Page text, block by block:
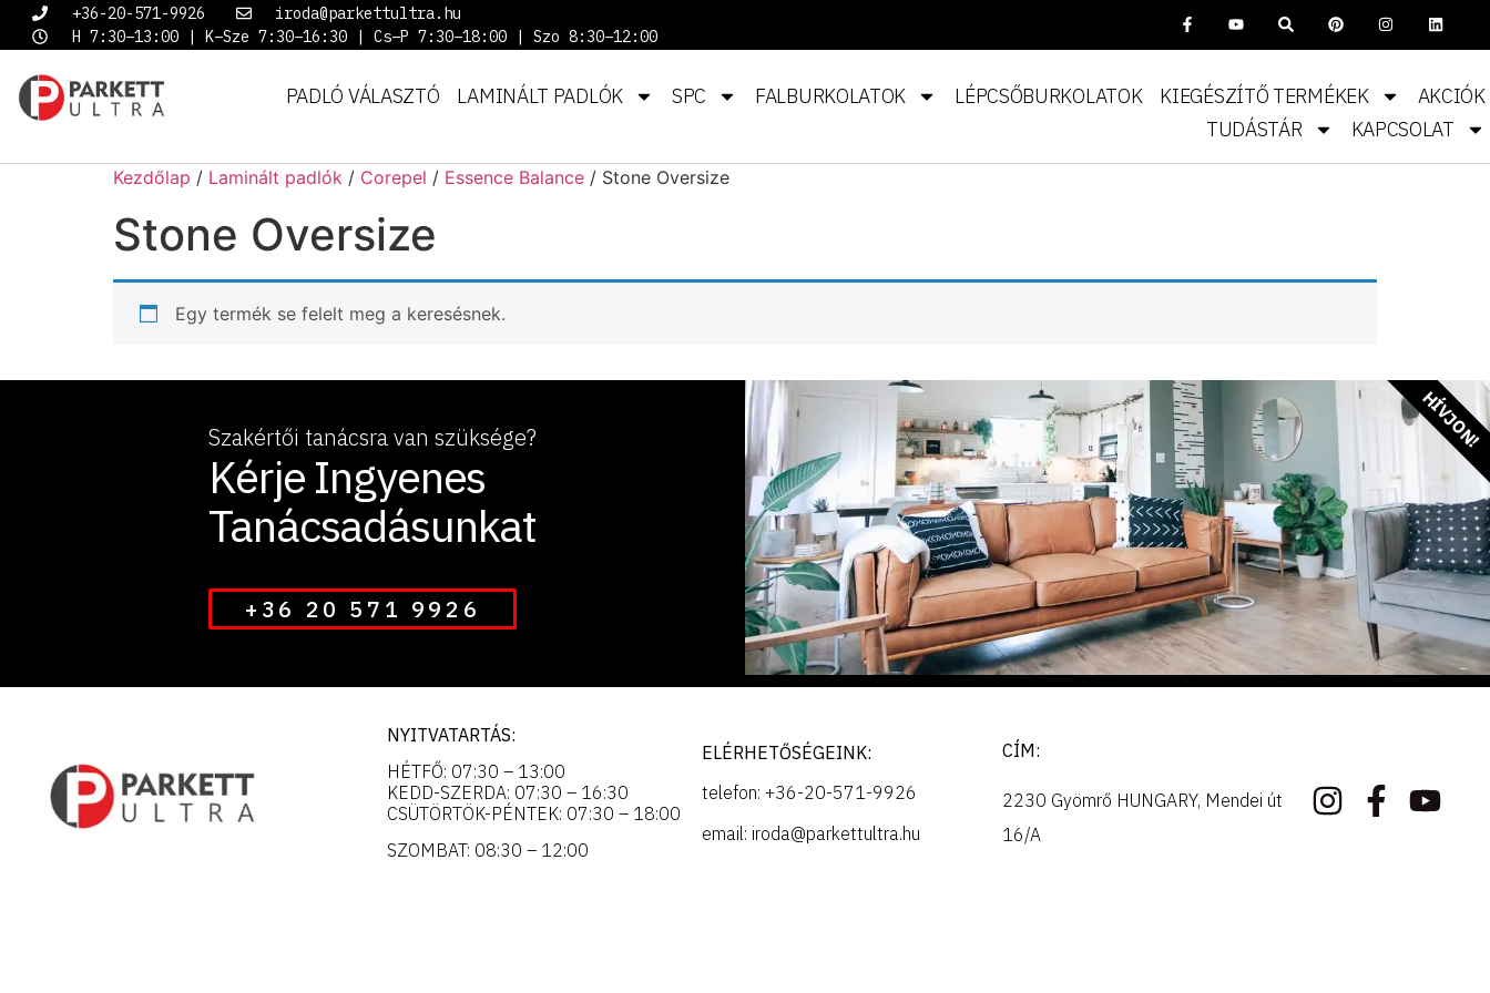
+36-20-571-9926
iroda@parkettultra.hu
H 7:30–13:00 | K–Sze 7:30–16:30 | Cs–P 7:30–18:00 | Szo 8:30–12:00
PADLÓ VÁLASZTÓ LAMINÁLT PADLÓK SPC FALBURKOLATOK LÉPCSŐBURKOLATOK KIEGÉSZÍTŐ TERMÉKEK
AKCIÓK
TUDÁSTÁR
KAPCSOLAT
Kezdőlap / Laminált padlók / Corepel / Essence Balance / Stone Oversize
Stone Oversize
Egy termék se felelt meg a keresésnek.
Szakértői tanácsra van szüksége?
Kérje Ingyenes
Tanácsadásunkat
+36 20 571 9926
HÍVJON!
NYITVATARTÁS:
HÉTFŐ: 07:30 – 13:00
KEDD-SZERDA: 07:30 – 16:30
CSÜTÖRTÖK-PÉNTEK: 07:30 – 18:00
SZOMBAT: 08:30 – 12:00
ELÉRHETŐSÉGEINK:
telefon: +36-20-571-9926
email: iroda@parkettultra.hu
CÍM:
2230 Gyömrő HUNGARY, Mendei út
16/A